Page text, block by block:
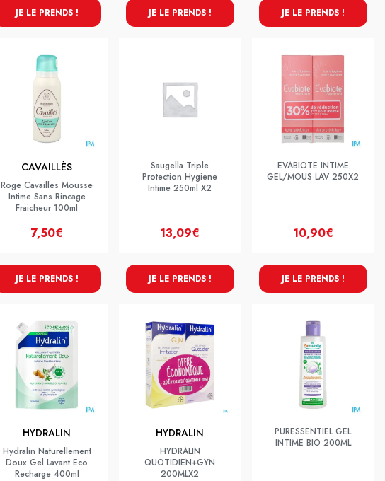
JE LE PRENDS ! JE LE PRENDS ! JE LE PRENDS !
CAVAILLÈS
Roge Cavailles Mousse
Intime Sans Rincage
Fraicheur 100ml
7,50€
JE LE PRENDS !
Saugella Triple
Protection Hygiene
Intime 250ml X2
13,09€
JE LE PRENDS !
EVABIOTE INTIME
GEL/MOUS LAV 250X2
10,90€
JE LE PRENDS !
HYDRALIN
Hydralin Naturellement
Doux Gel Lavant Eco
Recharge 400ml
HYDRALIN
HYDRALIN
QUOTIDIEN+GYN
200MLX2
PURESSENTIEL GEL
INTIME BIO 200ML